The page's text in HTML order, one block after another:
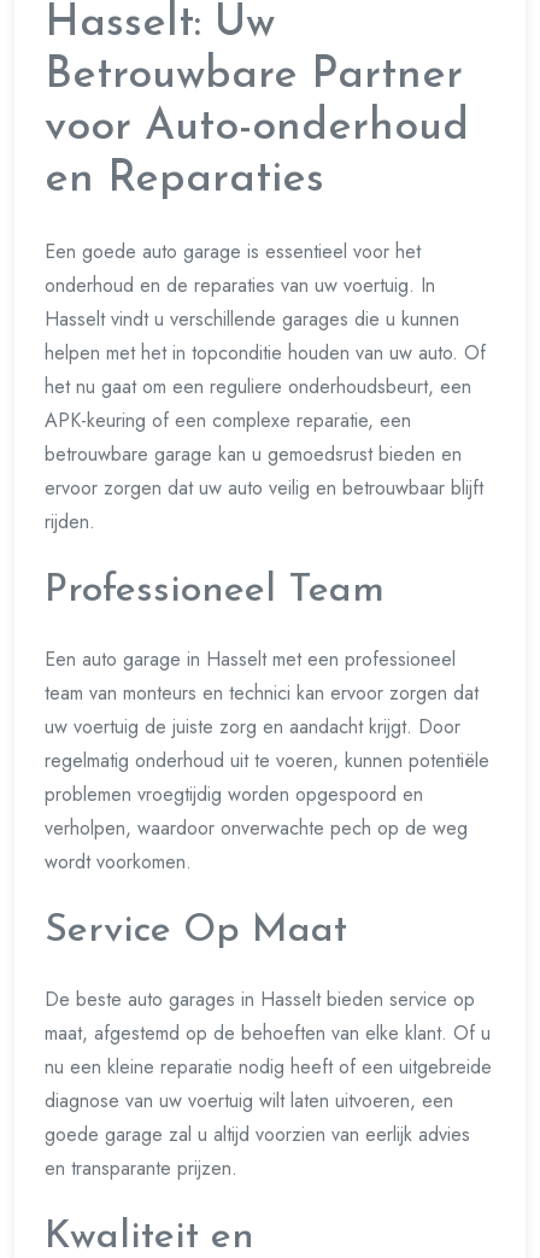
Hasselt: Uw
Betrouwbare Partner
voor Auto-onderhoud
en Reparaties
Een goede auto garage is essentieel voor het
onderhoud en de reparaties van uw voertuig. In
Hasselt vindt u verschillende garages die u kunnen
helpen met het in topconditie houden van uw auto. Of
het nu gaat om een reguliere onderhoudsbeurt, een
APK-keuring of een complexe reparatie, een
betrouwbare garage kan u gemoedsrust bieden en
ervoor zorgen dat uw auto veilig en betrouwbaar blijft
rijden.
Professioneel Team
Een auto garage in Hasselt met een professioneel
team van monteurs en technici kan ervoor zorgen dat
uw voertuig de juiste zorg en aandacht krijgt. Door
regelmatig onderhoud uit te voeren, kunnen potentiële
problemen vroegtijdig worden opgespoord en
verholpen, waardoor onverwachte pech op de weg
wordt voorkomen.
Service Op Maat
De beste auto garages in Hasselt bieden service op
maat, afgestemd op de behoeften van elke klant. Of u
nu een kleine reparatie nodig heeft of een uitgebreide
diagnose van uw voertuig wilt laten uitvoeren, een
goede garage zal u altijd voorzien van eerlijk advies
en transparante prijzen.
Kwaliteit en